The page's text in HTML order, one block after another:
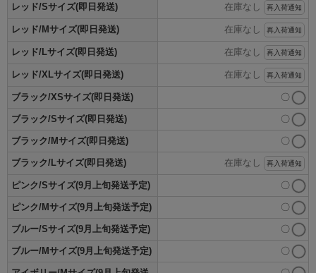
レッド/Sサイズ(即日発送) 在庫なし 再入荷通知
レッド/Mサイズ(即日発送) 在庫なし 再入荷通知
レッド/Lサイズ(即日発送) 在庫なし 再入荷通知
レッド/XLサイズ(即日発送) 在庫なし 再入荷通知
ブラック/XSサイズ(即日発送) 〇
ブラック/Sサイズ(即日発送) 〇
ブラック/Mサイズ(即日発送) 〇
ブラック/Lサイズ(即日発送) 在庫なし 再入荷通知
ピンク/Sサイズ(9月上旬発送予定) 〇
ピンク/Mサイズ(9月上旬発送予定) 〇
ブルー/Sサイズ(9月上旬発送予定) 〇
ブルー/Mサイズ(9月上旬発送予定) 〇